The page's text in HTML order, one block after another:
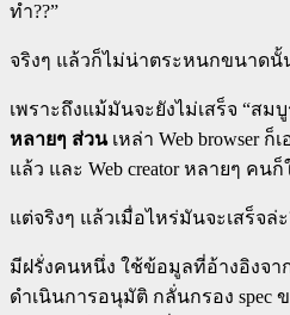
ทำ??”
จริงๆ แล้วก็ไม่น่าตระหนกขนาดนั้
เพราะถึงแม้มันจะยังไม่เสร็จ “สม
หลายๆ ส่วน เหล่า Web browser
แล้ว และ Web creator หลายๆ คน
แต่จริงๆ แล้วเมื่อไหร่มันจะเสร็จล่ะ
มีฝรั่งคนหนึ่ง ใช้ข้อมูลที่อ้างอิงจา
ดำเนินการอนุมัติ กลั่นกรอง spec